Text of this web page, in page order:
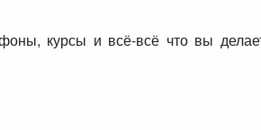
курсы и всё-всё что вы